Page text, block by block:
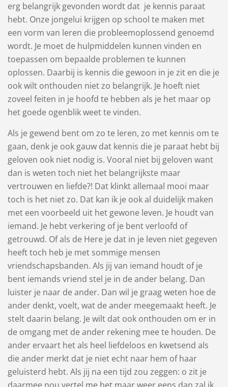
erg belangrijk gevonden wordt dat je kennis paraat
hebt. Onze jongelui krijgen op school te maken met
een vorm van leren die probleemoplossend genoemd
wordt. Je moet de hulpmiddelen kunnen vinden en
toepassen om bepaalde problemen te kunnen
oplossen. Daarbij is kennis die gewoon in je zit en die je
ook wilt onthouden niet zo belangrijk. Je hoeft niet
zoveel feiten in je hoofd te hebben als je het maar op
het goede ogenblik weet te vinden.
Als je gewend bent om zo te leren, zo met kennis om te
gaan, denk je ook gauw dat kennis die je paraat hebt bij
geloven ook niet nodig is. Vooral niet bij geloven want
dan is weten toch niet het belangrijkste maar
vertrouwen en liefde?! Dat klinkt allemaal mooi maar
toch is het niet zo. Dat kan ik je ook al duidelijk maken
met een voorbeeld uit het gewone leven. Je houdt van
iemand. Je hebt verkering of je bent verloofd of
getrouwd. Of als de Here je dat in je leven niet gegeven
heeft toch heb je met sommige mensen
vriendschapsbanden. Als jij van iemand houdt of je
bent iemands vriend stel je in de ander belang. Dan
luister je naar de ander. Dan wil je graag weten hoe de
ander denkt, voelt, wat de ander meegemaakt heeft. Je
stelt daarin belang. Je wilt dat ook onthouden om er in
de omgang met de ander rekening mee te houden. De
ander ervaart het als heel liefdeloos en kwetsend als
die ander merkt dat je niet echt naar hem of haar
geluisterd hebt. Als jij na een tijd zou zeggen: o zit je